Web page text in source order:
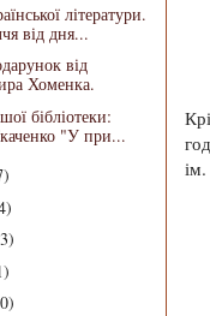
літератури.
від дня...
від
Хоменка.
бібліотеки:
"У при...